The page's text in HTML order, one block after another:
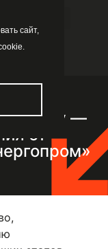
сайт,
году —
от